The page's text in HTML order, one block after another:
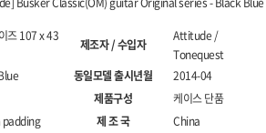
즈 107 x 43
제조자 / 수입자
Attitude /
Tonequest
동일모델 출시년월
2014-04
제품구성
케이스 단품
제 조 국
China